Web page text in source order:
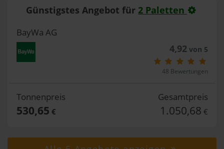
Günstigstes Angebot für 2 Paletten
BayWa AG
4,92von 5
48 Bewertungen
Tonnenpreis
530,65 €
Gesamtpreis
1.050,68 €